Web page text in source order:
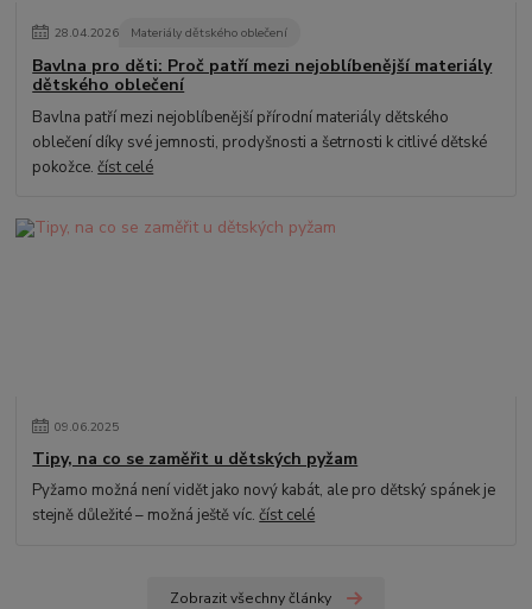
28.04.2026 Materiály dětského oblečení
Bavlna pro děti: Proč patří mezi nejoblíbenější materiály
dětského oblečení
Bavlna patří mezi nejoblíbenější přírodní materiály dětského
oblečení díky své jemnosti, prodyšnosti a šetrnosti k citlivé dětské
pokožce.číst celé
09.06.2025
Tipy, na co se zaměřit u dětských pyžam
Pyžamo možná není vidět jako nový kabát, ale pro dětský spánek je
stejně důležité – možná ještě víc.číst celé
Zobrazit všechny články